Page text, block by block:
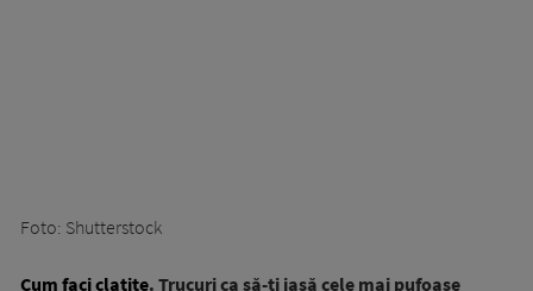
Foto: Shutterstock
Cum faci clatite. Trucuri ca să-ți iasă cele mai pufoase